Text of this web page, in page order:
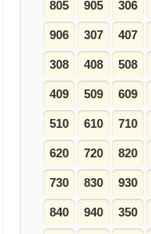
805 905 306
906 307 407
308 408 508
409 509 609
510 610 710
620 720 820
730 830 930
840 940 350